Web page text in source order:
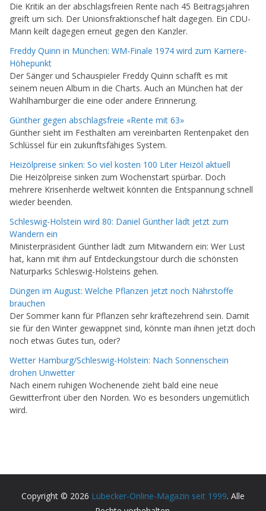
Die Kritik an der abschlagsfreien Rente nach 45 Beitragsjahren
greift um sich. Der Unionsfraktionschef hält dagegen. Ein CDU-
Mann keilt dagegen erneut gegen den Kanzler.
Freddy Quinn in München: WM-Finale 1974 wird zum Karriere-
Höhepunkt
Der Sänger und Schauspieler Freddy Quinn schafft es mit
seinem neuen Album in die Charts. Auch an München hat der
Wahlhamburger die eine oder andere Erinnerung.
Günther gegen abschlagsfreie «Rente mit 63»
Günther sieht im Festhalten am vereinbarten Rentenpaket den
Schlüssel für ein zukunftsfähiges System.
Heizölpreise sinken: So viel kosten 100 Liter Heizöl aktuell
Die Heizölpreise sinken zum Wochenstart spürbar. Doch
mehrere Krisenherde weltweit könnten die Entspannung schnell
wieder beenden.
Schleswig-Holstein wird 80: Daniel Günther lädt jetzt zum
Wandern ein
Ministerpräsident Günther lädt zum Mitwandern ein: Wer Lust
hat, kann mit ihm auf Entdeckungstour durch die schönsten
Naturparks Schleswig-Holsteins gehen.
Düngen im August: Welche Pflanzen jetzt noch Nährstoffe
brauchen
Der Sommer kann für Pflanzen sehr kräftezehrend sein. Damit
sie für den Winter gewappnet sind, könnte man ihnen jetzt doch
noch etwas Gutes tun, oder?
Wetter Hamburg/Schleswig-Holstein: Nach Sonnenschein
drohen Unwetter
Nach einem ruhigen Wochenende zieht bald eine neue
Gewitterfront über den Norden. Wo es besonders ungemütlich
wird.
Copyright © 2026 Lübecker-Online-Magazin seit 1999. Alle